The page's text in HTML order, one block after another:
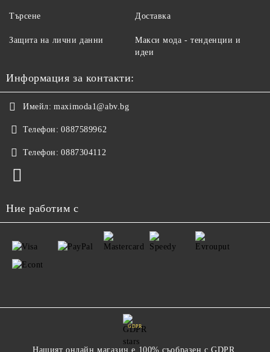
Търсене
Защита на лични данни
Доставка
Макси мода - тенденции и
идеи
Информация за контакти:
Имейл: maximoda1@abv.bg
Телефон: 0887589962
Телефон: 0887304112
Ние работим с
GDPR
Нашият онлайн магазин е 100% съобразен с GDPR.